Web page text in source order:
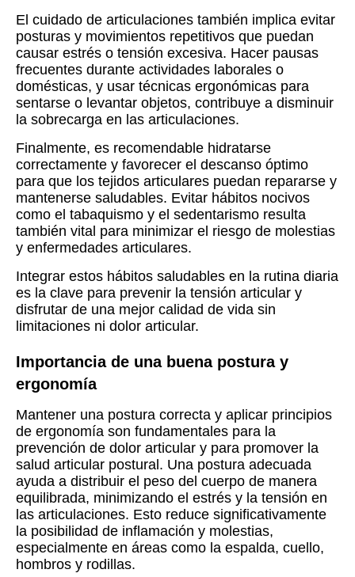
El cuidado de articulaciones también implica evitar
posturas y movimientos repetitivos que puedan
causar estrés o tensión excesiva. Hacer pausas
frecuentes durante actividades laborales o
domésticas, y usar técnicas ergonómicas para
sentarse o levantar objetos, contribuye a disminuir
la sobrecarga en las articulaciones.
Finalmente, es recomendable hidratarse
correctamente y favorecer el descanso óptimo
para que los tejidos articulares puedan repararse y
mantenerse saludables. Evitar hábitos nocivos
como el tabaquismo y el sedentarismo resulta
también vital para minimizar el riesgo de molestias
y enfermedades articulares.
Integrar estos hábitos saludables en la rutina diaria
es la clave para prevenir la tensión articular y
disfrutar de una mejor calidad de vida sin
limitaciones ni dolor articular.
Importancia de una buena postura y
ergonomía
Mantener una postura correcta y aplicar principios
de ergonomía son fundamentales para la
prevención de dolor articular y para promover la
salud articular postural. Una postura adecuada
ayuda a distribuir el peso del cuerpo de manera
equilibrada, minimizando el estrés y la tensión en
las articulaciones. Esto reduce significativamente
la posibilidad de inflamación y molestias,
especialmente en áreas como la espalda, cuello,
hombros y rodillas.